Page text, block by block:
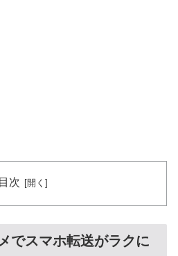
目次
でスマホ転送がラクに